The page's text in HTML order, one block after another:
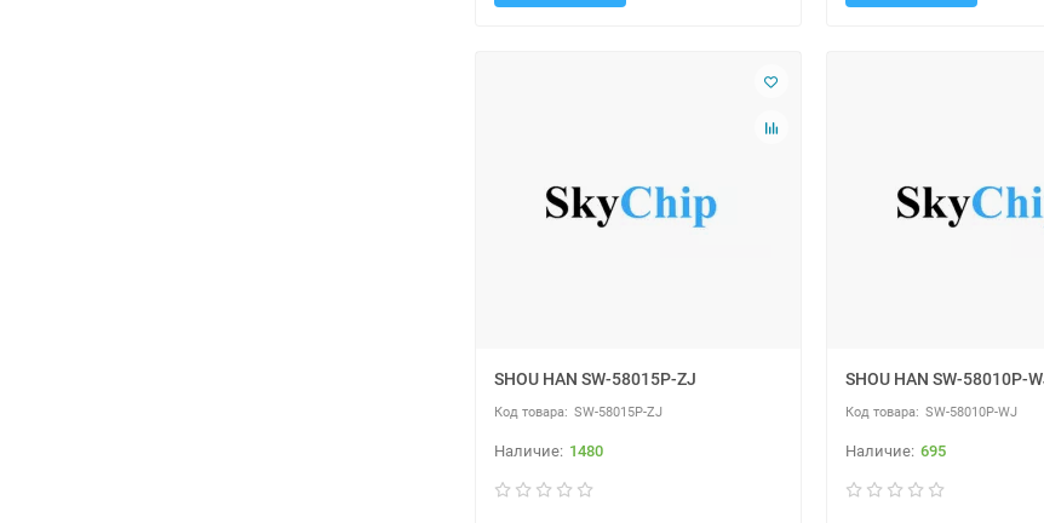
SHOU HAN SW-58015P-ZJ
SW-58015P-ZJ
1480
SHOU HAN SW-58010P-
SW-58010P-WJ
695